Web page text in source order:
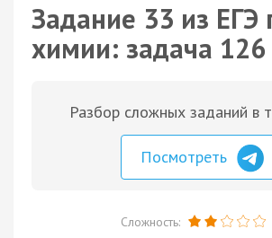
Задание 33 из ЕГЭ
химии: задача 126
Разбор сложных заданий в
Посмотреть
Сложность: